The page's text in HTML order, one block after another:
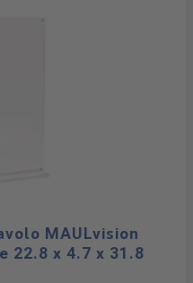
MAULvision
22.8 x 4.7 x 31.8